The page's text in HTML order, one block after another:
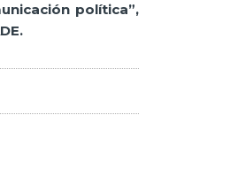
política”,